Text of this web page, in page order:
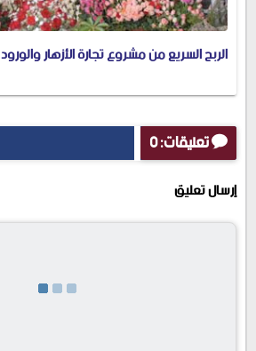
الربح السريع من مشروع تجارة الأزهار والورود
تعليقات: 0
إرسال تعليق